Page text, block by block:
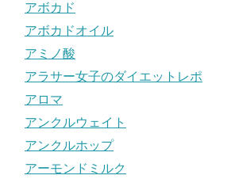
アボカド
アボカドオイル
アミノ酸
アラサー女子のダイエットレポ
アロマ
アンクルウェイト
アンクルホップ
アーモンドミルク